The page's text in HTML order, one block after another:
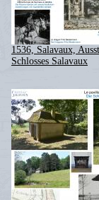
1536, Salavaux,
Schlosses Salavaux